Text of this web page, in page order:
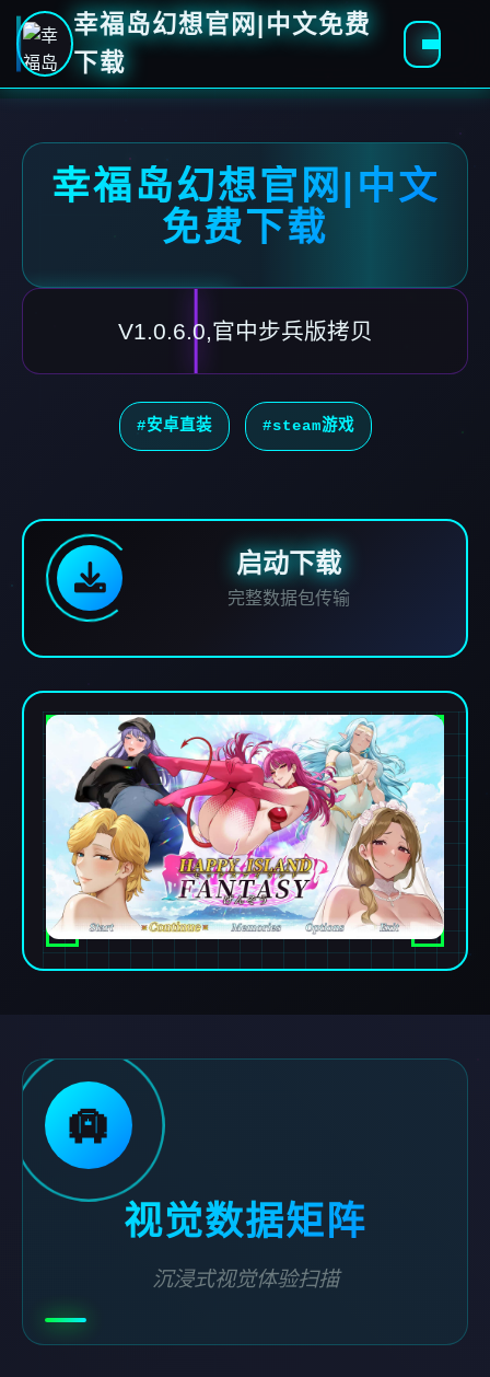
幸福岛幻想官网|中文免费
下载
幸福岛幻想官网|中文
免费下载
V1.0.6.0,官中步兵版拷贝
#安卓直装 #steam游戏
启动下载
完整数据包传输
🛄
视觉数据矩阵
沉浸式视觉体验扫描